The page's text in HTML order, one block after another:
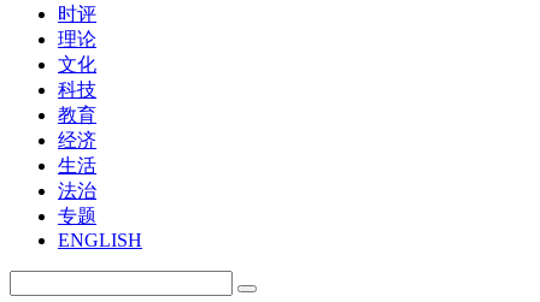
时评
理论
文化
科技
教育
经济
生活
法治
专题
ENGLISH